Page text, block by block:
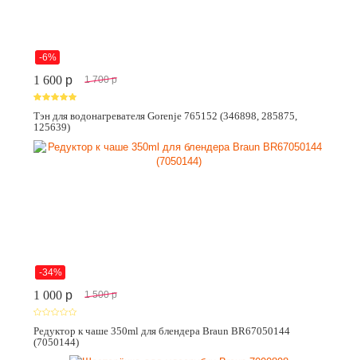
-6%
1 600 p 1 700 p
Тэн для водонагревателя Gorenje 765152 (346898, 285875,
125639)
-34%
1 000 p 1 500 p
Редуктор к чаше 350ml для блендера Braun BR67050144
(7050144)